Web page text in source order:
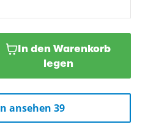
In den Warenkorb
legen
ansehen 39